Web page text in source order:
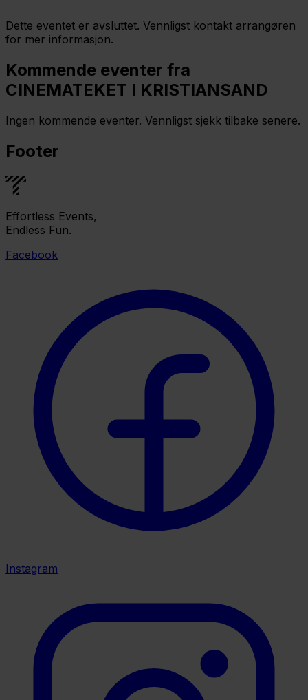
Dette eventet er avsluttet. Vennligst kontakt arrangøren
for mer informasjon.
Kommende eventer fra
CINEMATEKET I KRISTIANSAND
Ingen kommende eventer. Vennligst sjekk tilbake senere.
Footer
Effortless Events,
Endless Fun.
Facebook
Instagram